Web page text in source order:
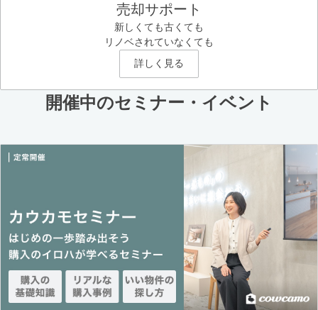
売却サポート
新しくても古くても
リノベされていなくても
詳しく見る
開催中のセミナー・イベント